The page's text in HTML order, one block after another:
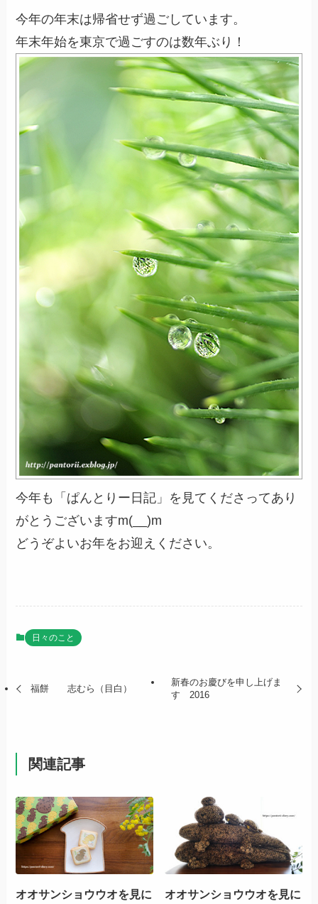
今年の年末は帰省せず過ごしています。
年末年始を東京で過ごすのは数年ぶり！
今年も「ぱんとりー日記」を見てくださってあり
がとうございますm(__)m
どうぞよいお年をお迎えください。
日々のこと
福餅 志むら（目白）
新春のお慶びを申し上げま
す 2016
関連記事
オオサンショウウオを見に
オオサンショウウオを見に